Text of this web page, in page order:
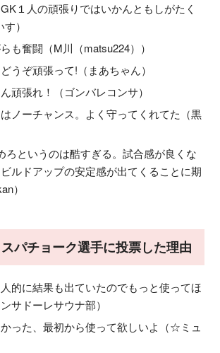
１人の頑張りではいかんともしがたく
）
も奮闘（M川（matsu224））
うぞ頑張って!（まあちゃん）
頑張れ！（ゴンバレコンサ）
ノーチャンス。よく守ってくれてた（黒
ろというのは酷すぎる。試合感が良くな
ルドアップの安定感が出てくることに期
）
パチョーク選手に投票した理由
的に結果も出ていたのでもっと使ってほ
サドーレサウナ部）
った、最初から使って欲しいよ（☆ミュ